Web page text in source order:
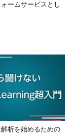
ームサービスとし
析を始めるための